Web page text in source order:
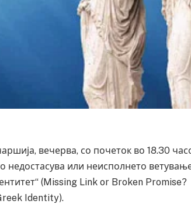
вечерва, со почеток во 18.30
или неисполнето
(Missing Link or Broken Promise?
Identity).